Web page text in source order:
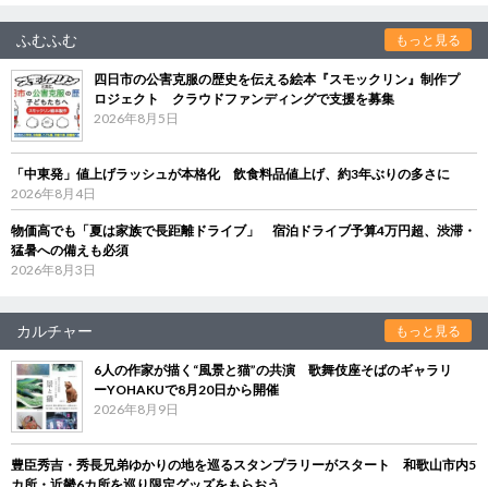
ふむふむ もっと見る
四日市の公害克服の歴史を伝える絵本『スモックリン』制作プ
ロジェクト クラウドファンディングで支援を募集
2026年8月5日
「中東発」値上げラッシュが本格化 飲食料品値上げ、約3年ぶりの多さに
2026年8月4日
物価高でも「夏は家族で長距離ドライブ」 宿泊ドライブ予算4万円超、渋滞・
猛暑への備えも必須
2026年8月3日
カルチャー もっと見る
6人の作家が描く“風景と猫”の共演 歌舞伎座そばのギャラリ
ーYOHAKUで8月20日から開催
2026年8月9日
豊臣秀吉・秀長兄弟ゆかりの地を巡るスタンプラリーがスタート 和歌山市内5